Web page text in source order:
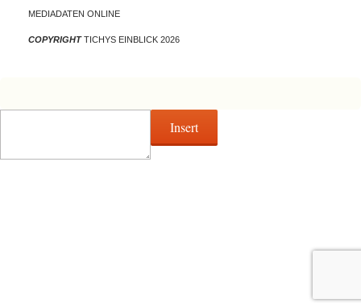
MEDIADATEN ONLINE
COPYRIGHTTICHYS EINBLICK 2026
Insert